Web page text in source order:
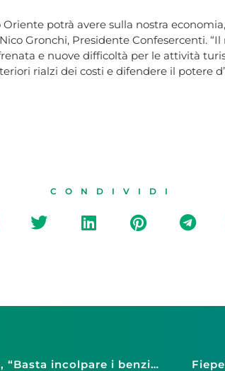
potrà avere sulla nostra
Gronchi, Presidente Confesercenti.
e nuove difficoltà per le attività
rialzi dei costi e difendere il potere
CONDIVIDI
Faib Confesercenti Modena: caro carburante, “Basta incolpare i benzinai”